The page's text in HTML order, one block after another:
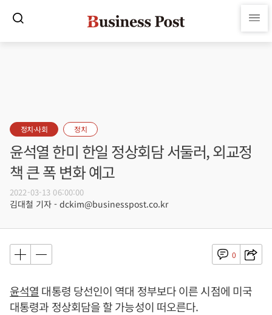
정치·사회 정치
윤석열 한미 한일 정상회담 서둘러, 외교정
책 큰 폭 변화 예고
2022-03-13 06:00:00
김대철 기자 - dckim@businesspost.co.kr
0
윤석열 대통령 당선인이 역대 정부보다 이른 시점에 미국
대통령과 정상회담을 할 가능성이 떠오른다.